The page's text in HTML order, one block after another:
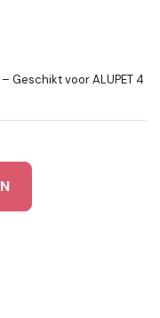
Geschikt voor ALUPET 4